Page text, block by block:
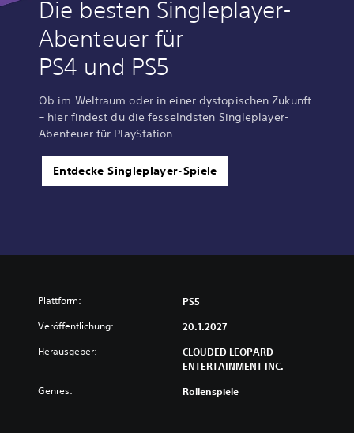
Die besten Singleplayer-
Abenteuer für
PS4 und PS5
Ob im Weltraum oder in einer dystopischen Zukunft
– hier findest du die fesselndsten Singleplayer-
Abenteuer für PlayStation.
Entdecke Singleplayer-Spiele
Plattform: PS5
Veröffentlichung: 20.1.2027
Herausgeber:
CLOUDED LEOPARD
ENTERTAINMENT INC.
Genres: Rollenspiele